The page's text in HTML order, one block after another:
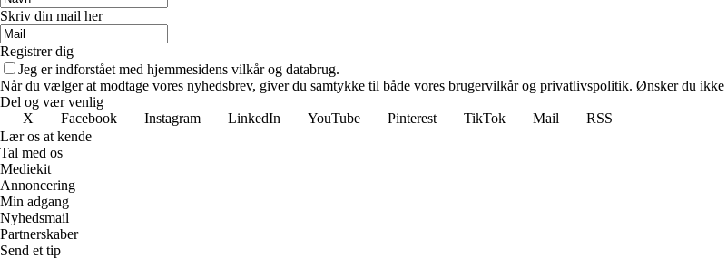
Skriv din mail her
Registrer dig
Jeg er indforstået med hjemmesidens vilkår og databrug.
Når du vælger at modtage vores nyhedsbrev, giver du samtykke til både vores brugervilkår og privatlivspolitik. Ønsker du
Del og vær venlig
X
Facebook Instagram LinkedIn YouTube Pinterest TikTok Mail
RSS
Lær os at kende
Tal med os
Mediekit
Annoncering
Min adgang
Nyhedsmail
Partnerskaber
Send et tip